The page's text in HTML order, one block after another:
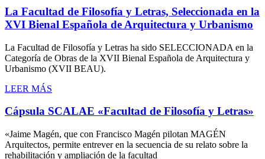
La Facultad de Filosofía y Letras, Seleccionada en la
XVI Bienal Española de Arquitectura y Urbanismo
La Facultad de Filosofía y Letras ha sido SELECCIONADA en la
Categoría de Obras de la XVII Bienal Española de Arquitectura y
Urbanismo (XVII BEAU).
LEER MÁS
Cápsula SCALAE «Facultad de Filosofía y Letras»
«Jaime Magén, que con Francisco Magén pilotan MAGÉN
Arquitectos, permite entrever en la secuencia de su relato sobre la
rehabilitación y ampliación de la facultad